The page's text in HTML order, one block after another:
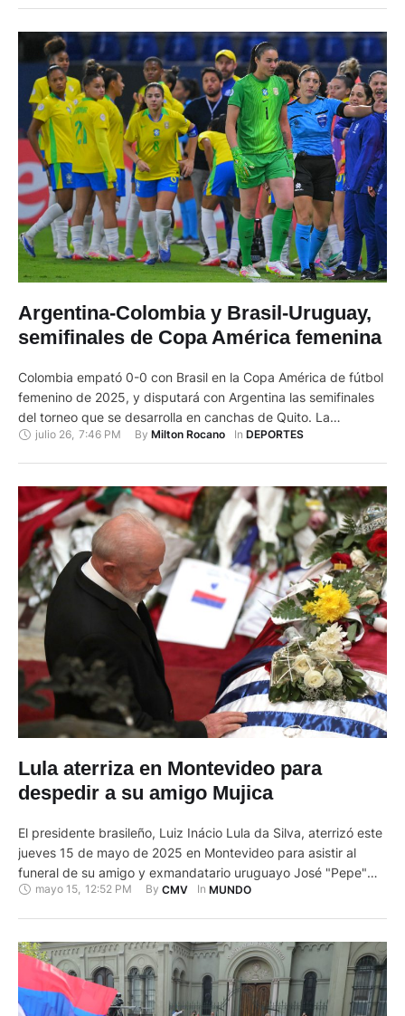
Argentina-Colombia y Brasil-Uruguay,
semifinales de Copa América femenina
Colombia empató 0-0 con Brasil en la Copa América de fútbol
femenino de 2025, y disputará con Argentina las semifinales
del torneo que se desarrolla en canchas de Quito. La
'Canarihna' a su vez medirá fuerzas con Uruguay en las
julio 26 7:46 PM By Milton Rocano In DEPORTES
Lula aterriza en Montevideo para
despedir a su amigo Mujica
El presidente brasileño, Luiz Inácio Lula da Silva, aterrizó este
jueves 15 de mayo de 2025 en Montevideo para asistir al
funeral de su amigo y exmandatario uruguayo José "Pepe"
Mujica, fallecido este martes a los 89 años. Lula partió hacia la
mayo 15, 12:52 PM By CMV In MUNDO